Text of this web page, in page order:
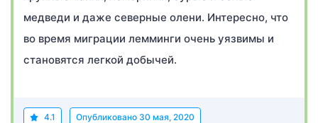
медведи и даже северные олени. Интересно, что
во время миграции лемминги очень уязвимы и
становятся легкой добычей.
4.1 Опубликовано 30 мая, 2020